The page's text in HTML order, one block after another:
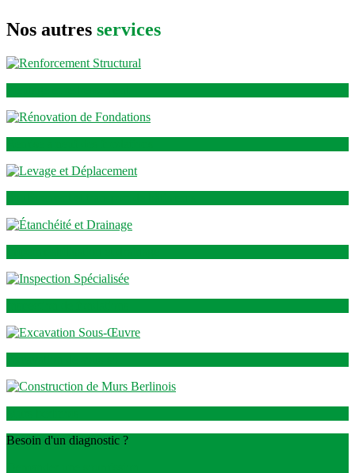
Nos autres services
Besoin d'un diagnostic ?